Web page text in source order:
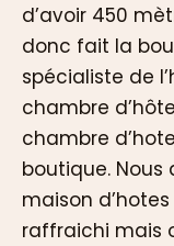
d’avoir 450
donc fait la
spécialiste de
chambre
chambre
boutique.
maison
raffraichi mais